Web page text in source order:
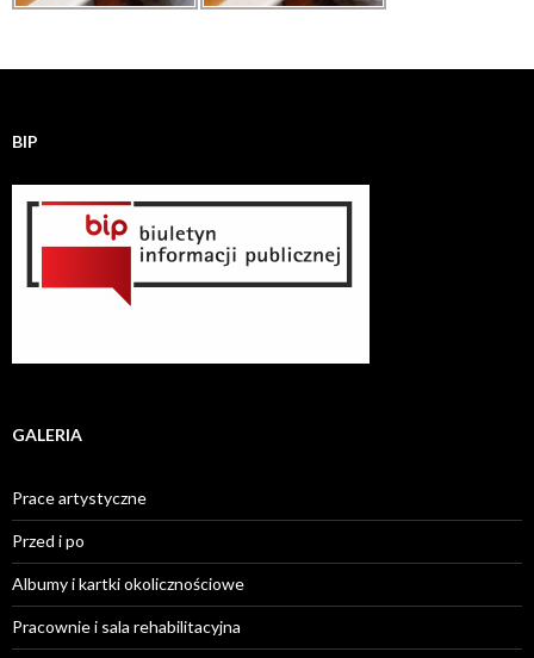
BIP
GALERIA
Prace artystyczne
Przed i po
Albumy i kartki okolicznościowe
Pracownie i sala rehabilitacyjna